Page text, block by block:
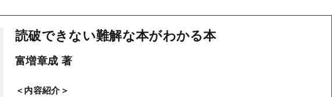
読破できない難解な本がわかる本
富増章成 著
＜内容紹介＞